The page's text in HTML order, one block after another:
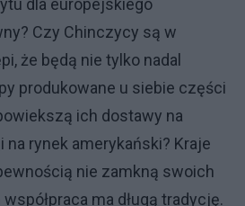
Czy Chinczycy są w
że będą nie tylko nadal
produkowane u siebie części
ich dostawy na
rynek amerykański? Kraje
nie zamkną swoich
ma długą tradycję.